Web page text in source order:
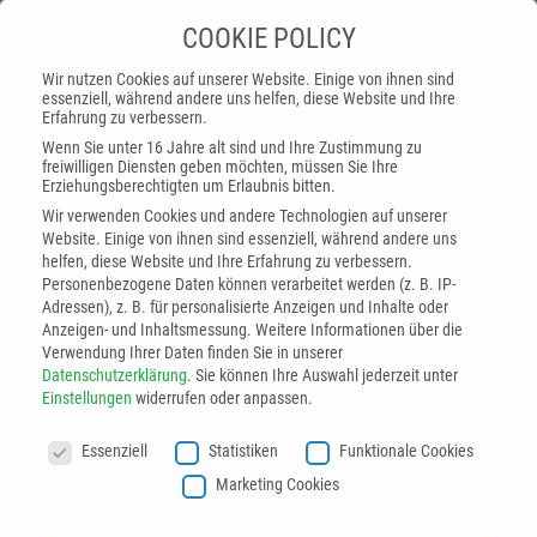
ASIS ist CIT Vertriebs- und
Integrationspartner
Startseite»ASIS ist CIT Vertriebs- und
Integrationspartner
Die AUTOMAPPPS Software von CIT (Convergent
Information Technologies GmbH) programmiert Roboter
Finish – der vollautomatischen Reparatur von Defekten auf
Klarlack oder E-Coat Oberflächen –spielt AUTOMAPPPS all
COOKIE POLICY
Wir nutzen Cookies auf unserer Website. Einige von ihnen sind
essenziell, während andere uns helfen, diese Website und Ihre
Erfahrung zu verbessern.
Wenn Sie unter 16 Jahre alt sind und Ihre Zustimmung zu
freiwilligen Diensten geben möchten, müssen Sie Ihre
Erziehungsberechtigten um Erlaubnis bitten.
Wir verwenden Cookies und andere Technologien auf unserer
Website. Einige von ihnen sind essenziell, während andere uns
helfen, diese Website und Ihre Erfahrung zu verbessern.
Personenbezogene Daten können verarbeitet werden (z. B. IP-
Adressen), z. B. für personalisierte Anzeigen und Inhalte oder
Anzeigen- und Inhaltsmessung. Weitere Informationen über die
Verwendung Ihrer Daten finden Sie in unserer
Datenschutzerklärung. Sie können Ihre Auswahl jederzeit unter
Einstellungen widerrufen oder anpassen.
Essenziell
Statistiken
Funktionale Cookies
Marketing Cookies